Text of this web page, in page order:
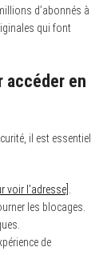
d’abonnés à
qui font
accéder en
il est essentiel
voir l’adresse]
les blocages.
de